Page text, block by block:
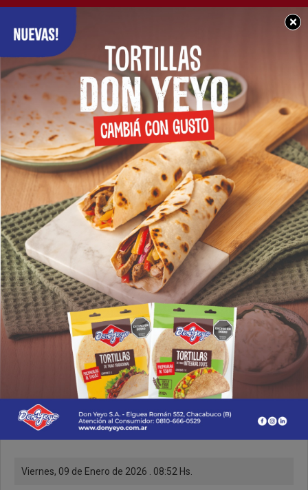
×
POLICIALES
ACCIDENTE FATAL: Fue
identificada la persona
fallecida
Viernes, 09 de Enero de 2026 . 08:52 Hs.